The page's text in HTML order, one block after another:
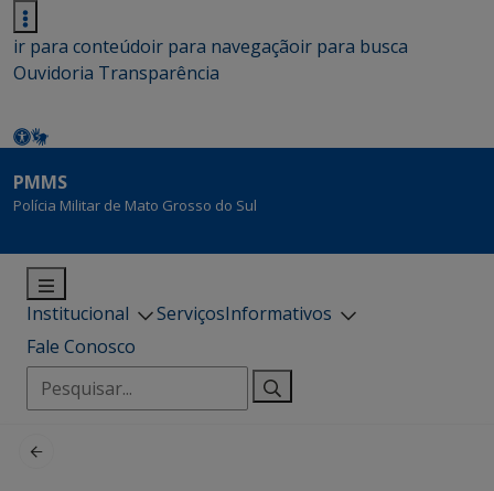
ir para conteúdoir para navegaçãoir para busca
Ouvidoria Transparência
PMMS
Polícia Militar de Mato Grosso do Sul
Institucional ServiçosInformativos
Fale Conosco
Pesquisar
por: